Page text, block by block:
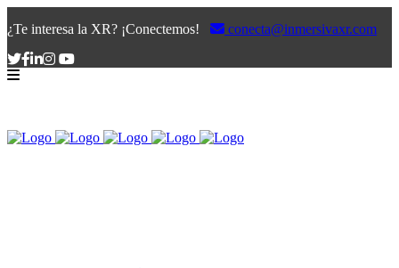
¿Te interesa la XR? ¡Conectemos! conecta@inmersivaxr.com